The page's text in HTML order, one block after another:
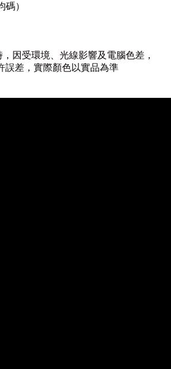
碼）
因受環境、光線影響及電腦色差，
誤差，實際顏色以實品為準